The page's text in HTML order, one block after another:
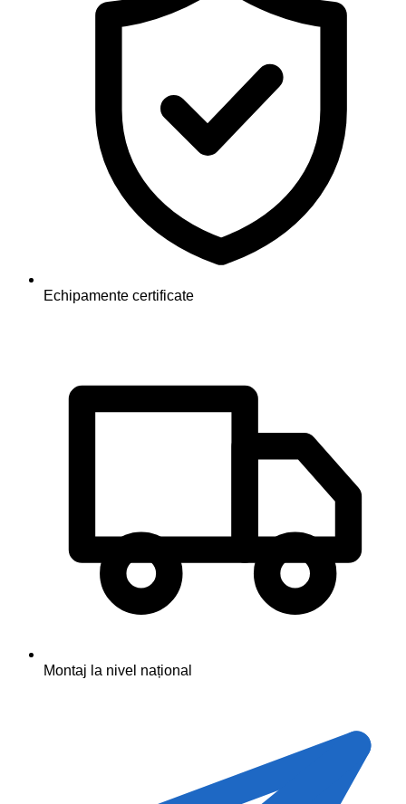
Echipamente certificate
Montaj la nivel național